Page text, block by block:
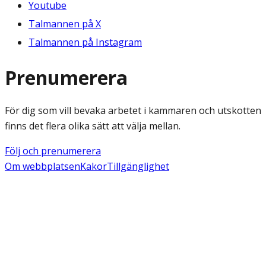
Youtube
Talmannen på X
Talmannen på Instagram
Prenumerera
För dig som vill bevaka arbetet i kammaren och utskotten
finns det flera olika sätt att välja mellan.
Följ och prenumerera
Om webbplatsenKakorTillgänglighet